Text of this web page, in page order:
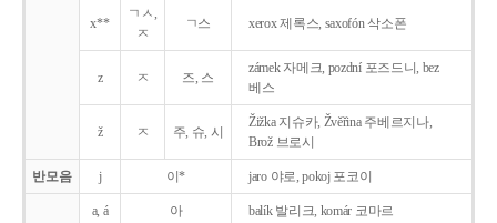
x**
ㄱㅅ,
ㅈ
ㄱ스 xerox 제록스, saxofón 삭소폰
z ㅈ 즈, 스
zámek 자메크, pozdní 포즈드니, bez
베스
ž ㅈ 주, 슈, 시
Žižka 지슈카, Žvěřina 주베르지나,
Brož 브로시
반모음 j 이* jaro 야로, pokoj 포코이
a, á 아 balík 발리크, komár 코마르